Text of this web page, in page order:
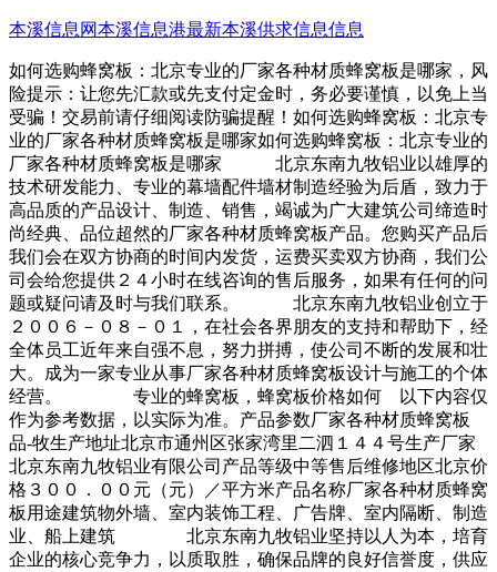
本溪信息网本溪信息港最新本溪供求信息信息
如何选购蜂窝板：北京专业的厂家各种材质蜂窝板是哪家，风
险提示：让您先汇款或先支付定金时，务必要谨慎，以免上当
受骗！交易前请仔细阅读防骗提醒！如何选购蜂窝板：北京专
业的厂家各种材质蜂窝板是哪家如何选购蜂窝板：北京专业的
厂家各种材质蜂窝板是哪家 北京东南九牧铝业以雄厚的
技术研发能力、专业的幕墙配件墙材制造经验为后盾，致力于
高品质的产品设计、制造、销售，竭诚为广大建筑公司缔造时
尚经典、品位超然的厂家各种材质蜂窝板产品。您购买产品后
我们会在双方协商的时间内发货，运费买卖双方协商，我们公
司会给您提供２４小时在线咨询的售后服务，如果有任何的问
题或疑问请及时与我们联系。 北京东南九牧铝业创立于
２００６－０８－０１，在社会各界朋友的支持和帮助下，经
全体员工近年来自强不息，努力拼搏，使公司不断的发展和壮
大。成为一家专业从事厂家各种材质蜂窝板设计与施工的个体
经营。 专业的蜂窝板，蜂窝板价格如何 以下内容仅
作为参考数据，以实际为准。产品参数厂家各种材质蜂窝板
品-牧生产地址北京市通州区张家湾里二泗１４４号生产厂家
北京东南九牧铝业有限公司产品等级中等售后维修地区北京价
格３００．００元（元）／平方米产品名称厂家各种材质蜂窝
板用途建筑物外墙、室内装饰工程、广告牌、室内隔断、制造
业、船上建筑 北京东南九牧铝业坚持以人为本，培育
企业的核心竞争力，以质取胜，确保品牌的良好信誉度，供应